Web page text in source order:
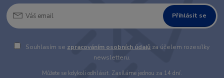
Přihlásit se
Souhlasím se zpracováním osobních údajů za účelem rozesílky
newsletteru.
Můžete se kdykoli odhlásit. Zasíláme jednou za 14 dní.